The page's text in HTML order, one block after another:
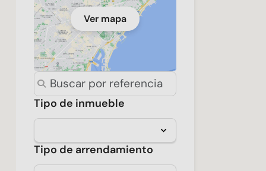
Ver mapa
Tipo de inmueble
Tipo de arrendamiento